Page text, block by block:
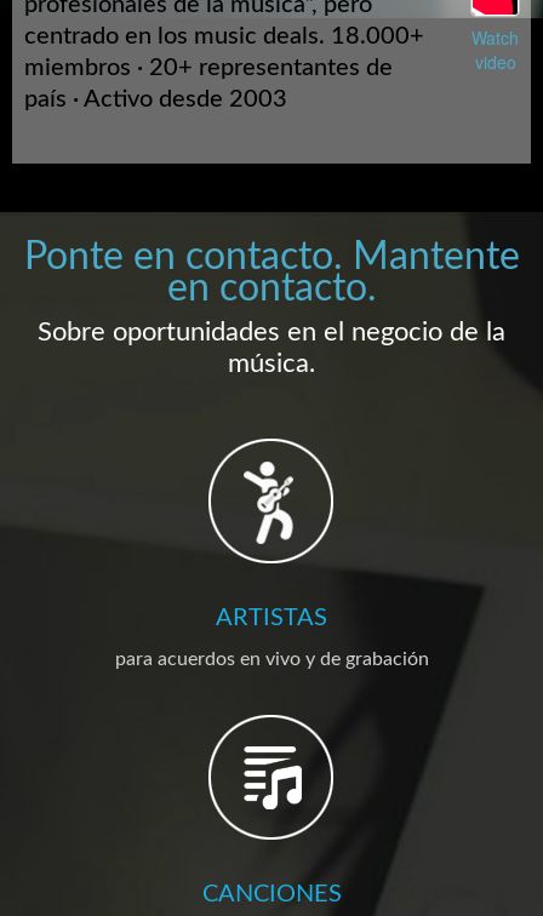
profesionales de la música”, pero
centrado en los music deals. 18.000+
miembros · 20+ representantes de
país · Activo desde 2003
Watch
video
Ponte en contacto. Mantente
en contacto.
Sobre oportunidades en el negocio de la
música.
ARTISTAS
para acuerdos en vivo y de grabación
CANCIONES